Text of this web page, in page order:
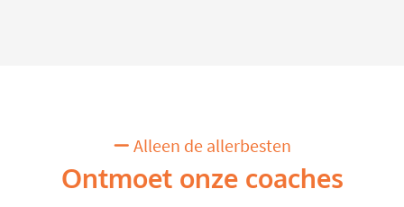
Alleen de allerbesten
Ontmoet onze coaches